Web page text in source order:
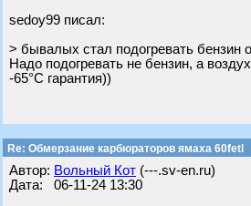
sedoy99 писал:
> бывалых стал подогревать бензин
Надо подогревать не бензин, а
-65°C гарантия))
Re: Обмерзание карбюраторов ямаха 60fetl
Автор: Вольный Кот (---.sv-en.ru)
Дата: 06-11-24 13:30